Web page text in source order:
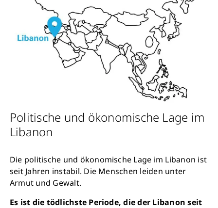
Politische und ökonomische Lage im
Libanon
Die politische und ökonomische Lage im Libanon ist
seit Jahren instabil. Die Menschen leiden unter
Armut und Gewalt.
Es ist die tödlichste Periode, die der Libanon seit